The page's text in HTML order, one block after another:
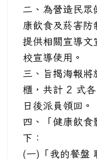
二、為營造民眾
康飲食及菸害防
提供相關宣導文
校宣導使用。
三、旨揭海報將
櫃，共計 2 式
日後派員領回。
四、「健康飲食
下：
(一)「我的餐盤